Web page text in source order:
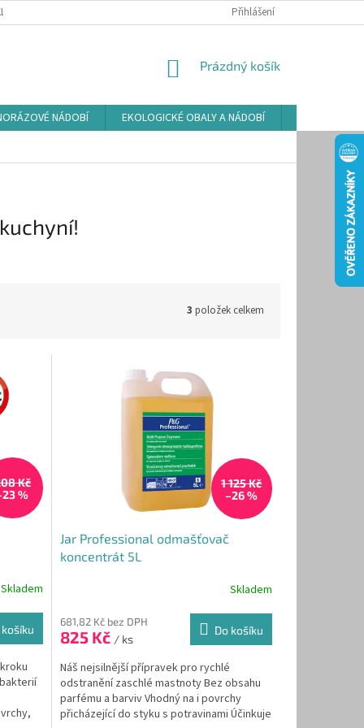
ŘÁD ZÁSADY POUŽÍVÁNÍ SOUBORŮ COOKIES
Přihlášení
NÁKUPNÍ
Prázdný košík
NÁDOBÍ EKOLOGICKÉ OBALY A NÁDOBÍ
3 položek celkem
Kč
%
Skladem
košíku
1 125 Kč
–26 %
Jar Professional odmašťovač
koncentrát 5L
Skladem
681,82 Kč bez DPH
825 Kč / ks
Do košíku
Náš nejsilnější přípravek pro rychlé
odstranění zaschlé mastnoty Bez obsahu
parfému a barviv Vhodný na i povrchy
přicházející do styku s potravinami Účinkuje